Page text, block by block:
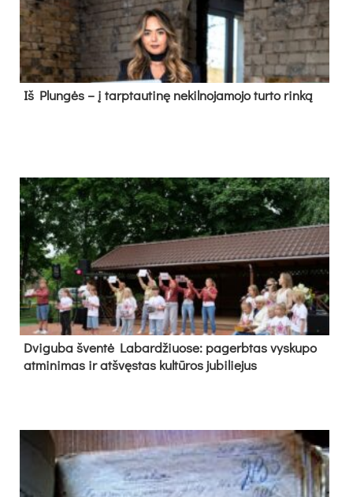
Iš Plungės – į tarptautinę nekilnojamojo turto rinką
Dvi­gu­ba šven­tė La­bar­džiuo­se: pa­gerb­tas vys­ku­po
at­mi­ni­mas ir at­švęs­tas kul­tū­ros ju­bi­lie­jus